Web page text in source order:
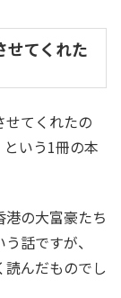
せてくれた
せてくれたの
という1冊の本
の大富豪たち
話ですが、
んだものでし